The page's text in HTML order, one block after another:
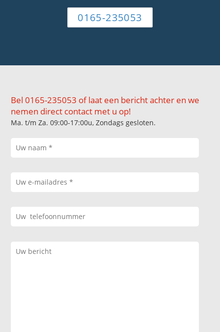
0165-235053
Bel 0165-235053 of laat een bericht achter en we
nemen direct contact met u op!
Ma. t/m Za. 09:00-17:00u, Zondags gesloten.